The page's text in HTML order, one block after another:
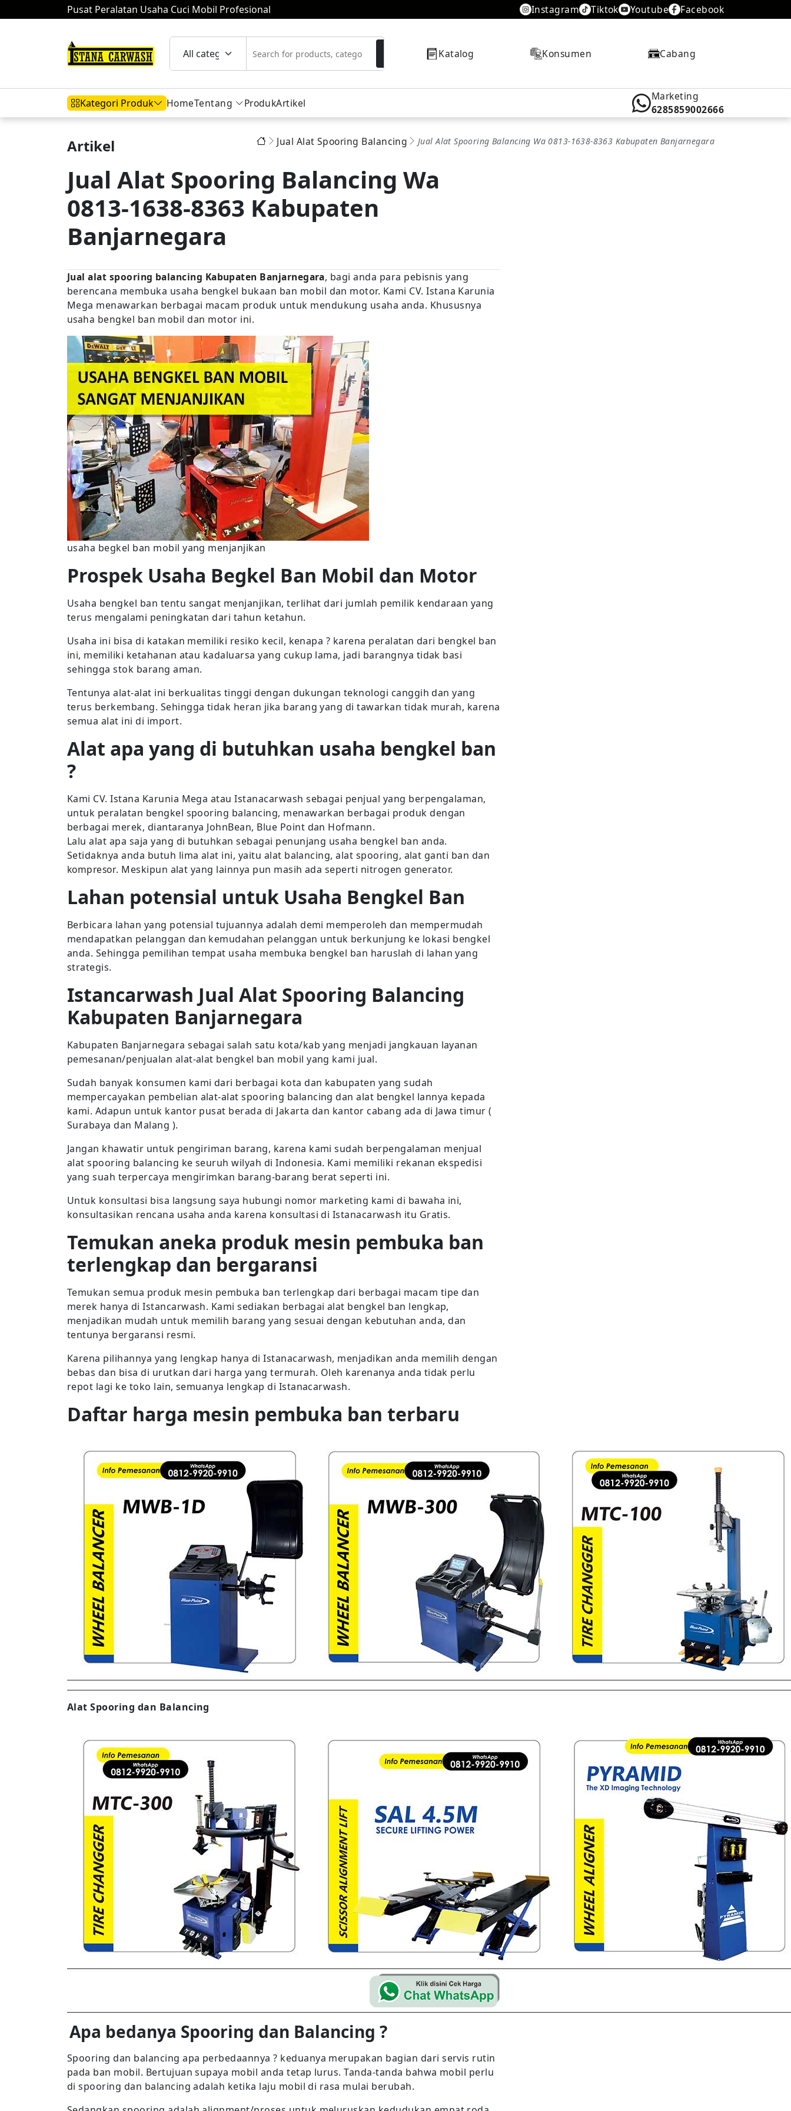
Pusat Peralatan Usaha Cuci Mobil Profesional Instagram Tiktok Youtube Facebook
Katalog Konsumen Cabang
Kategori Produk
Hidrolik Mobil Kompresor
HomeTentang ProdukArtikel
Marketing
6285859002666
Artikel Jual Alat Spooring Balancing Jual Alat Spooring Balancing Wa 0813-1638-8363 Kabupaten Banjarnegara
Jual Alat Spooring Balancing Wa
0813-1638-8363 Kabupaten
Banjarnegara
Jual alat spooring balancing Kabupaten Banjarnegara, bagi anda para pebisnis yang
berencana membuka usaha bengkel bukaan ban mobil dan motor. Kami CV. Istana Karunia
Mega menawarkan berbagai macam produk untuk mendukung usaha anda. Khususnya
usaha bengkel ban mobil dan motor ini.
usaha begkel ban mobil yang menjanjikan
Prospek Usaha Begkel Ban Mobil dan Motor
Usaha bengkel ban tentu sangat menjanjikan, terlihat dari jumlah pemilik kendaraan yang
terus mengalami peningkatan dari tahun ketahun.
Usaha ini bisa di katakan memiliki resiko kecil, kenapa ? karena peralatan dari bengkel ban
ini, memiliki ketahanan atau kadaluarsa yang cukup lama, jadi barangnya tidak basi
sehingga stok barang aman.
Tentunya alat-alat ini berkualitas tinggi dengan dukungan teknologi canggih dan yang
terus berkembang. Sehingga tidak heran jika barang yang di tawarkan tidak murah, karena
semua alat ini di import.
Alat apa yang di butuhkan usaha bengkel ban
?
Kami CV. Istana Karunia Mega atau Istanacarwash sebagai penjual yang berpengalaman,
untuk peralatan bengkel spooring balancing, menawarkan berbagai produk dengan
berbagai merek, diantaranya JohnBean, Blue Point dan Hofmann.
Lalu alat apa saja yang di butuhkan sebagai penunjang usaha bengkel ban anda.
Setidaknya anda butuh lima alat ini, yaitu alat balancing, alat spooring, alat ganti ban dan
kompresor. Meskipun alat yang lainnya pun masih ada seperti nitrogen generator.
Lahan potensial untuk Usaha Bengkel Ban
Berbicara lahan yang potensial tujuannya adalah demi memperoleh dan mempermudah
mendapatkan pelanggan dan kemudahan pelanggan untuk berkunjung ke lokasi bengkel
anda. Sehingga pemilihan tempat usaha membuka bengkel ban haruslah di lahan yang
strategis.
Istancarwash Jual Alat Spooring Balancing
Kabupaten Banjarnegara
Kabupaten Banjarnegara sebagai salah satu kota/kab yang menjadi jangkauan layanan
pemesanan/penjualan alat-alat bengkel ban mobil yang kami jual.
Sudah banyak konsumen kami dari berbagai kota dan kabupaten yang sudah
mempercayakan pembelian alat-alat spooring balancing dan alat bengkel lannya kepada
kami. Adapun untuk kantor pusat berada di Jakarta dan kantor cabang ada di Jawa timur (
Surabaya dan Malang ).
Jangan khawatir untuk pengiriman barang, karena kami sudah berpengalaman menjual
alat spooring balancing ke seuruh wilyah di Indonesia. Kami memiliki rekanan ekspedisi
yang suah terpercaya mengirimkan barang-barang berat seperti ini.
Untuk konsultasi bisa langsung saya hubungi nomor marketing kami di bawaha ini,
konsultasikan rencana usaha anda karena konsultasi di Istanacarwash itu Gratis.
Temukan aneka produk mesin pembuka ban
terlengkap dan bergaransi
Temukan semua produk mesin pembuka ban terlengkap dari berbagai macam tipe dan
merek hanya di Istancarwash. Kami sediakan berbagai alat bengkel ban lengkap,
menjadikan mudah untuk memilih barang yang sesuai dengan kebutuhan anda, dan
tentunya bergaransi resmi.
Karena pilihannya yang lengkap hanya di Istanacarwash, menjadikan anda memilih dengan
bebas dan bisa di urutkan dari harga yang termurah. Oleh karenanya anda tidak perlu
repot lagi ke toko lain, semuanya lengkap di Istanacarwash.
Daftar harga mesin pembuka ban terbaru
Alat Spooring dan Balancing
Apa bedanya Spooring dan Balancing ?
Spooring dan balancing apa perbedaannya ? keduanya merupakan bagian dari servis rutin
pada ban mobil. Bertujuan supaya mobil anda tetap lurus. Tanda-tanda bahwa mobil perlu
di spooring dan balancing adalah ketika laju mobil di rasa mulai berubah.